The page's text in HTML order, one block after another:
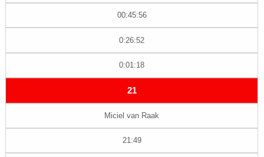
00:45:56
0:26:52
0:01:18
21
Miciel van Raak
21:49